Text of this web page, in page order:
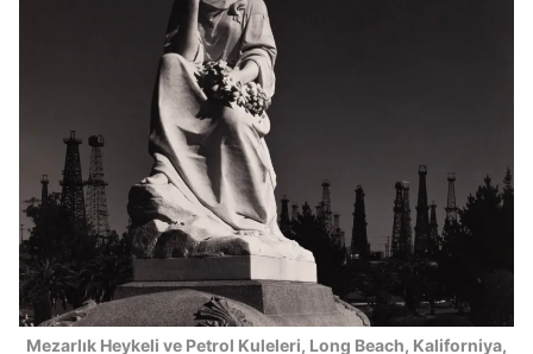
Mezarlık Heykeli ve Petrol Kuleleri, Long Beach, Kaliforniya,